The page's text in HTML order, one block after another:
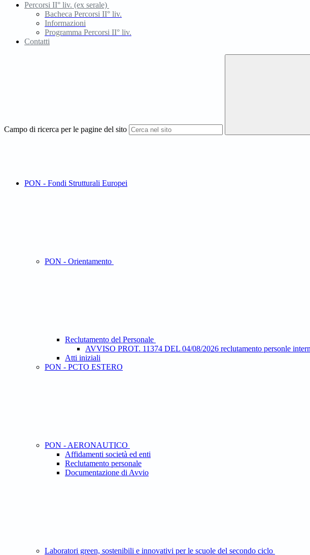
Percorsi II° liv. (ex serale)
Bacheca Percorsi II° liv.
Informazioni
Programma Percorsi II° liv.
Contatti
Campo di ricerca per le pagine del sito
PON - Fondi Strutturali Europei
PON - Orientamento
Reclutamento del Personale
AVVISO PROT. 11374 DEL 04/08/2026 reclutamento personle
Atti iniziali
PON - PCTO ESTERO
PON - AERONAUTICO
Affidamenti società ed enti
Reclutamento personale
Documentazione di Avvio
Laboratori green, sostenibili e innovativi per le scuole del secondo ciclo